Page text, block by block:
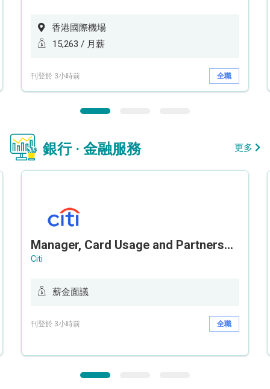
香港國際機場
15,263 / 月薪
刊登於 3小時前 全職
銀行 · 金融服務 更多
Manager, Card Usage and Partnership
Citi
薪金面議
刊登於 3小時前 全職